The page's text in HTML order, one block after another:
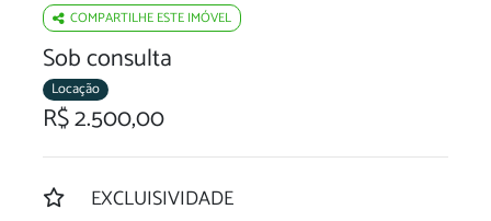
COMPARTILHE ESTE IMÓVEL
Sob consulta
Locação
R$ 2.500,00
EXCLUISIVIDADE